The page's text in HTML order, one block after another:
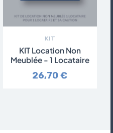
KIT
KIT Location Non
Meublée - 1 Locataire
26,70 €